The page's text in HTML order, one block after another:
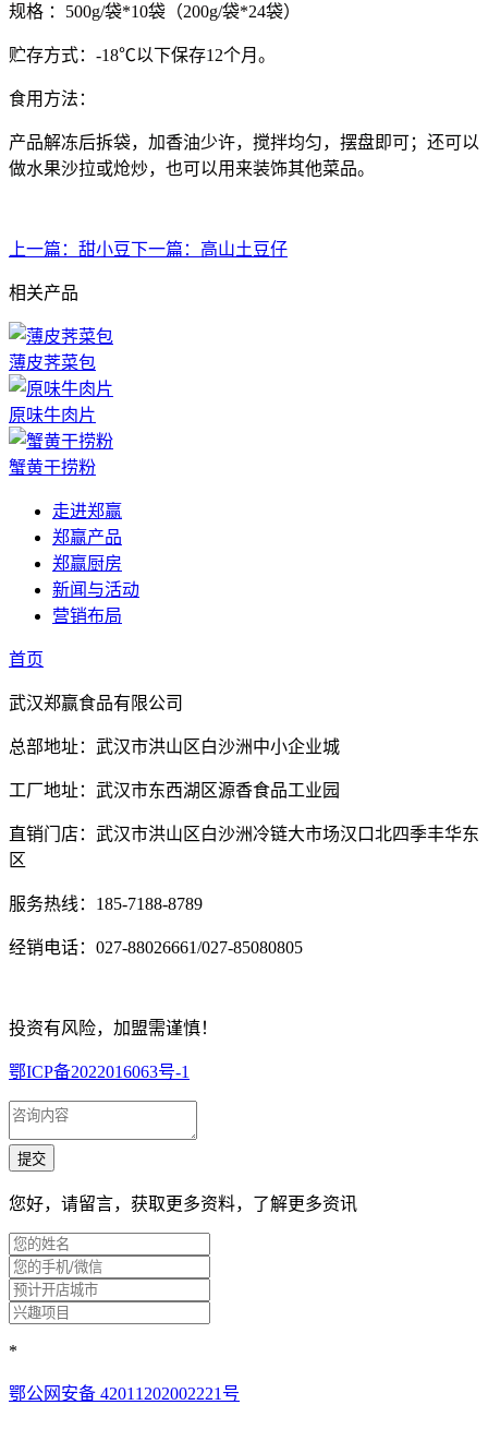
规格 ：500g/袋*10袋（200g/袋*24袋）
贮存方式：-18℃以下保存12个月。
食用方法：
产品解冻后拆袋，加香油少许，搅拌均匀，摆盘即可；还可以
做水果沙拉或炝炒，也可以用来装饰其他菜品。
上一篇： 甜小豆下一篇： 高山土豆仔
相关产品
薄皮荠菜包
原味牛肉片
蟹黄干捞粉
走进郑赢
郑赢产品
郑赢厨房
新闻与活动
营销布局
首页
武汉郑赢食品有限公司
总部地址：武汉市洪山区白沙洲中小企业城
工厂地址：武汉市东西湖区源香食品工业园
直销门店：武汉市洪山区白沙洲冷链大市场汉口北四季丰华东
区
服务热线：185-7188-8789
经销电话：027-88026661/027-85080805
投资有风险，加盟需谨慎！
鄂ICP备2022016063号-1
您好，请留言，获取更多资料，了解更多资讯
*
鄂公网安备 42011202002221号